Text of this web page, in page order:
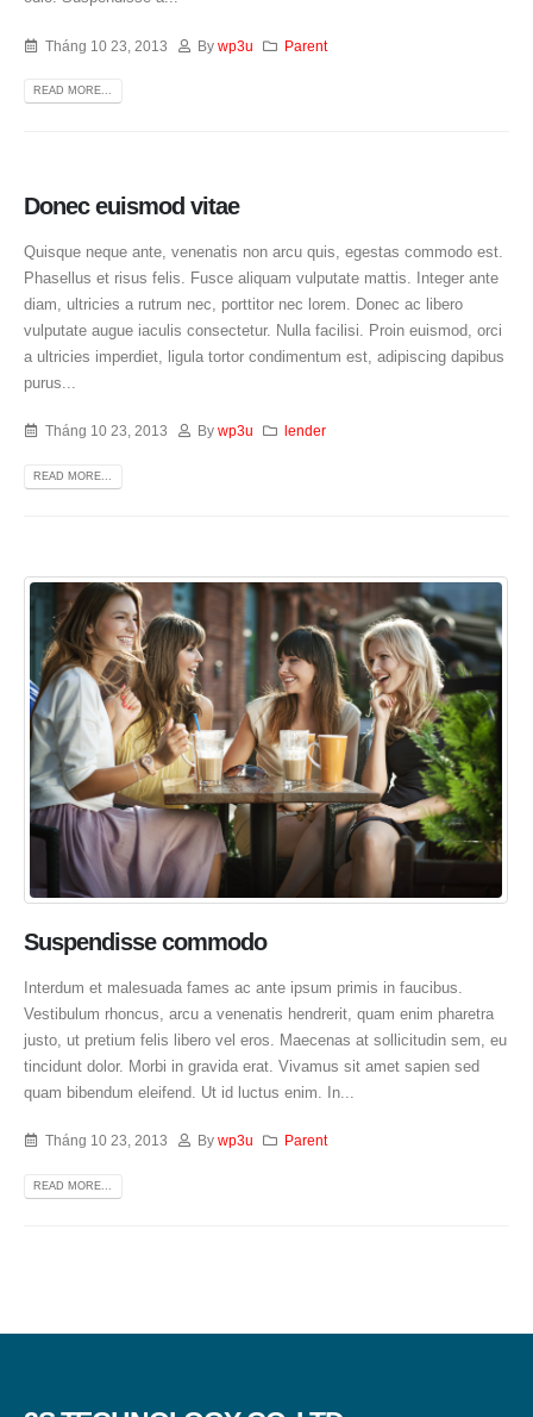
Tháng 10 23, 2013 Bywp3u Parent
READ MORE...
Donec euismod vitae
Quisque neque ante, venenatis non arcu quis, egestas commodo est.
Phasellus et risus felis. Fusce aliquam vulputate mattis. Integer ante
diam, ultricies a rutrum nec, porttitor nec lorem. Donec ac libero
vulputate augue iaculis consectetur. Nulla facilisi. Proin euismod, orci
a ultricies imperdiet, ligula tortor condimentum est, adipiscing dapibus
purus...
Tháng 10 23, 2013 Bywp3u lender
READ MORE...
Suspendisse commodo
Interdum et malesuada fames ac ante ipsum primis in faucibus.
Vestibulum rhoncus, arcu a venenatis hendrerit, quam enim pharetra
justo, ut pretium felis libero vel eros. Maecenas at sollicitudin sem, eu
tincidunt dolor. Morbi in gravida erat. Vivamus sit amet sapien sed
quam bibendum eleifend. Ut id luctus enim. In...
Tháng 10 23, 2013 Bywp3u Parent
READ MORE...